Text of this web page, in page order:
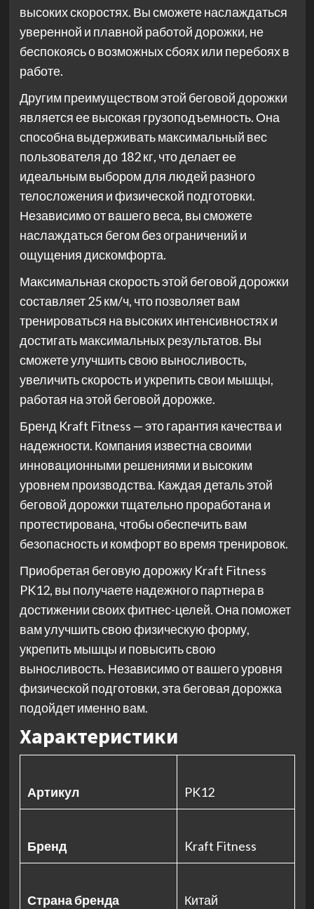
высоких скоростях. Вы сможете наслаждаться
уверенной и плавной работой дорожки, не
беспокоясь о возможных сбоях или перебоях в
работе.
Другим преимуществом этой беговой дорожки
является ее высокая грузоподъемность. Она
способна выдерживать максимальный вес
пользователя до 182 кг, что делает ее
идеальным выбором для людей разного
телосложения и физической подготовки.
Независимо от вашего веса, вы сможете
наслаждаться бегом без ограничений и
ощущения дискомфорта.
Максимальная скорость этой беговой дорожки
составляет 25 км/ч, что позволяет вам
тренироваться на высоких интенсивностях и
достигать максимальных результатов. Вы
сможете улучшить свою выносливость,
увеличить скорость и укрепить свои мышцы,
работая на этой беговой дорожке.
Бренд Kraft Fitness — это гарантия качества и
надежности. Компания известна своими
инновационными решениями и высоким
уровнем производства. Каждая деталь этой
беговой дорожки тщательно проработана и
протестирована, чтобы обеспечить вам
безопасность и комфорт во время тренировок.
Приобретая беговую дорожку Kraft Fitness
PK12, вы получаете надежного партнера в
достижении своих фитнес-целей. Она поможет
вам улучшить свою физическую форму,
укрепить мышцы и повысить свою
выносливость. Независимо от вашего уровня
физической подготовки, эта беговая дорожка
подойдет именно вам.
Характеристики
Артикул PK12
Бренд Kraft Fitness
Страна бренда Китай